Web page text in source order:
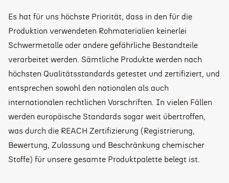
Es hat für uns höchste Priorität, dass in den für die
Produktion verwendeten Rohmaterialien keinerlei
Schwermetalle oder andere gefährliche Bestandteile
verarbeitet werden. Sämtliche Produkte werden nach
höchsten Qualitätsstandards getestet und zertifiziert, und
entsprechen sowohl den nationalen als auch
internationalen rechtlichen Vorschriften. In vielen Fällen
werden europäische Standards sogar weit übertroffen,
was durch die REACH Zertifizierung (Registrierung,
Bewertung, Zulassung und Beschränkung chemischer
Stoffe) für unsere gesamte Produktpalette belegt ist.